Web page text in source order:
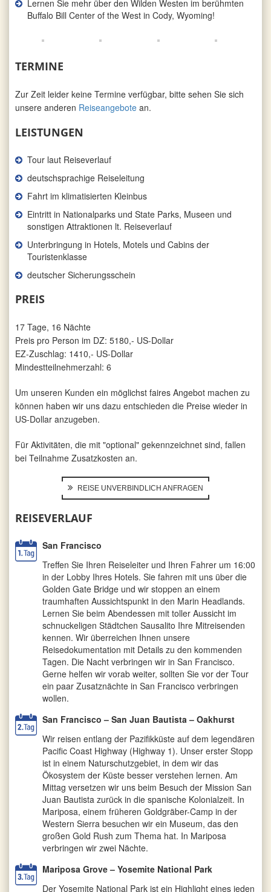
Lernen Sie mehr über den Wilden Westen im berühmten
Buffalo Bill Center of the West in Cody, Wyoming!
TERMINE
Zur Zeit leider keine Termine verfügbar, bitte sehen Sie sich
unsere anderen Reiseangebote an.
LEISTUNGEN
Tour laut Reiseverlauf
deutschsprachige Reiseleitung
Fahrt im klimatisierten Kleinbus
Eintritt in Nationalparks und State Parks, Museen und
sonstigen Attraktionen lt. Reiseverlauf
Unterbringung in Hotels, Motels und Cabins der
Touristenklasse
deutscher Sicherungsschein
PREIS
17 Tage, 16 Nächte
Preis pro Person im DZ: 5180,- US-Dollar
EZ-Zuschlag: 1410,- US-Dollar
Mindestteilnehmerzahl: 6
Um unseren Kunden ein möglichst faires Angebot machen zu
können haben wir uns dazu entschieden die Preise wieder in
US-Dollar anzugeben.
Für Aktivitäten, die mit "optional" gekennzeichnet sind, fallen
bei Teilnahme Zusatzkosten an.
REISE UNVERBINDLICH ANFRAGEN
REISEVERLAUF
San Francisco
Treffen Sie Ihren Reiseleiter und Ihren Fahrer um 16:00
in der Lobby Ihres Hotels. Sie fahren mit uns über die
Golden Gate Bridge und wir stoppen an einem
traumhaften Aussichtspunkt in den Marin Headlands.
Lernen Sie beim Abendessen mit toller Aussicht im
schnuckeligen Städtchen Sausalito Ihre Mitreisenden
kennen. Wir überreichen Ihnen unsere
Reisedokumentation mit Details zu den kommenden
Tagen. Die Nacht verbringen wir in San Francisco.
Gerne helfen wir vorab weiter, sollten Sie vor der Tour
ein paar Zusatznächte in San Francisco verbringen
wollen.
San Francisco – San Juan Bautista – Oakhurst
Wir reisen entlang der Pazifikküste auf dem legendären
Pacific Coast Highway (Highway 1). Unser erster Stopp
ist in einem Naturschutzgebiet, in dem wir das
Ökosystem der Küste besser verstehen lernen. Am
Mittag versetzen wir uns beim Besuch der Mission San
Juan Bautista zurück in die spanische Kolonialzeit. In
Mariposa, einem früheren Goldgräber-Camp in der
Western Sierra besuchen wir ein Museum, das den
großen Gold Rush zum Thema hat. In Mariposa
verbringen wir zwei Nächte.
Mariposa Grove – Yosemite National Park
Der Yosemite National Park ist ein Highlight eines jeden